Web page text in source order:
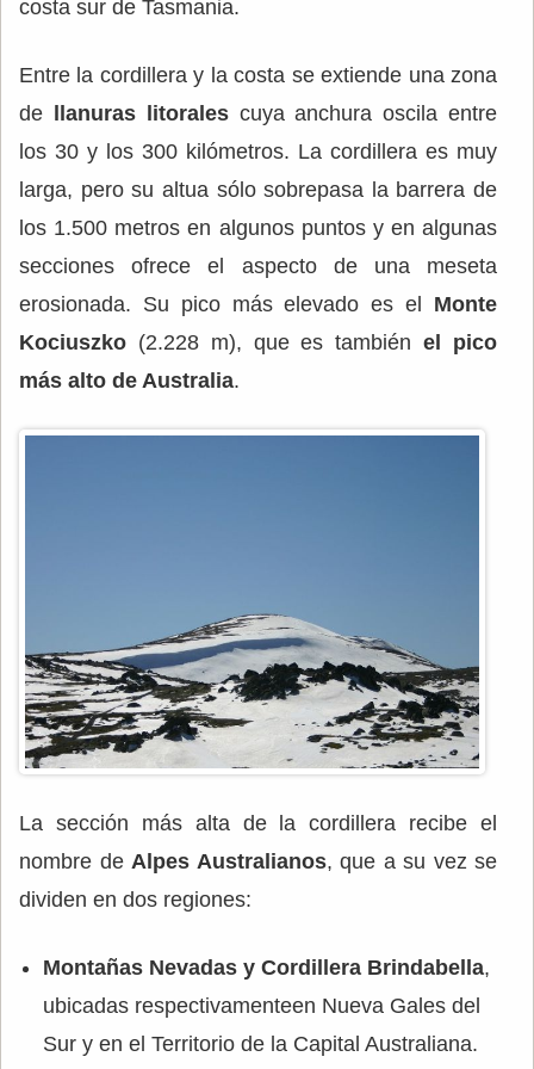
costa sur de Tasmania.
Entre la cordillera y la costa se extiende una zona
de llanuras litoralescuya anchura oscila entre
los 30 y los 300 kilómetros. La cordillera es muy
larga, pero su altua sólo sobrepasa la barrera de
los 1.500 metros en algunos puntos y en algunas
secciones ofrece el aspecto de una meseta
erosionada. Su pico más elevado es el Monte
Kociuszko (2.228 m), que es tambiénel pico
más alto de Australia.
La sección más alta de la cordillera recibe el
nombre de Alpes Australianos, que a su vez se
dividen en dos regiones:
Montañas Nevadas y Cordillera Brindabella,
ubicadas respectivamenteen Nueva Gales del
Sur y en el Territorio de la Capital Australiana.